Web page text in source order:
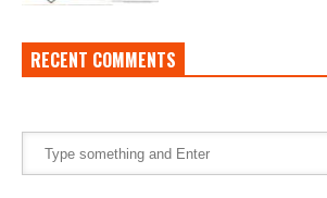
RECENT COMMENTS